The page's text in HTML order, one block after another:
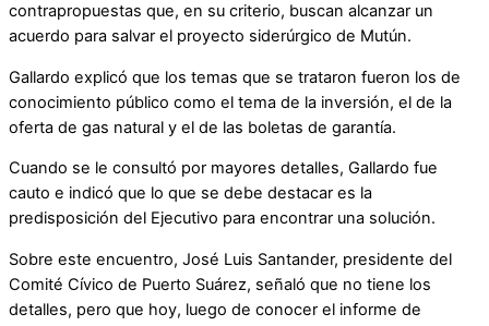
contrapropuestas que, en su criterio, buscan alcanzar un
acuerdo para salvar el proyecto siderúrgico de Mutún.
Gallardo explicó que los temas que se trataron fueron los de
conocimiento público como el tema de la inversión, el de la
oferta de gas natural y el de las boletas de garantía.
Cuando se le consultó por mayores detalles, Gallardo fue
cauto e indicó que lo que se debe destacar es la
predisposición del Ejecutivo para encontrar una solución.
Sobre este encuentro, José Luis Santander, presidente del
Comité Cívico de Puerto Suárez, señaló que no tiene los
detalles, pero que hoy, luego de conocer el informe de